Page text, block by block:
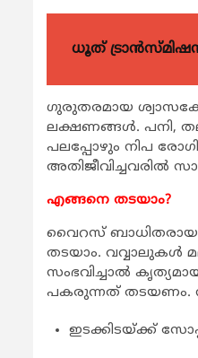
ധൂത്
ഗുരുതരമായ
ലക്ഷണങ്ങള്‍. പനി,
പലപ്പോഴും നിപ
അതിജീവിച്ചവരില്‍
എങ്ങനെ തടയാം?
വൈറസ് ബാധിതരായ
തടയാം. വവ്വാലുകള്‍
സംഭവിച്ചാല്‍
പകരുന്നത് തടയണം.
ഇടക്കിടയ്ക്ക്